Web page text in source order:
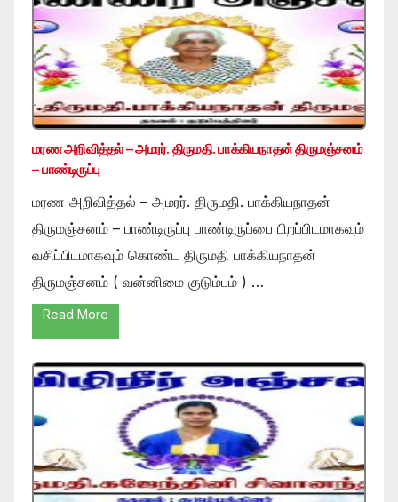
மரண அறிவித்தல் – அமரர். திருமதி. பாக்கியநாதன் திருமஞ்சனம்
– பாண்டிருப்பு
மரண அறிவித்தல் – அமரர். திருமதி. பாக்கியநாதன்
திருமஞ்சனம் – பாண்டிருப்பு பாண்டிருப்பை பிறப்பிடமாகவும்
வசிப்பிடமாகவும் கொண்ட திருமதி பாக்கியநாதன்
திருமஞ்சனம் ( வன்னிமை குடும்பம் ) …
Read More